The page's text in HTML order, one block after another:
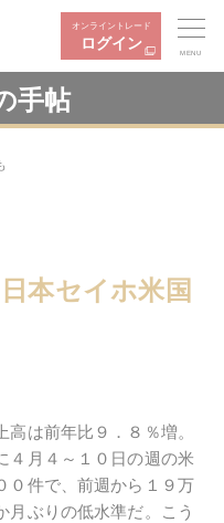
オンライントレード
ログイン
MENU
手帖
本セイホ米国
は前年比９．８％増。
４月４～１０日の週の米
０件で、前週から１９万
月ぶりの低水準だ。こう